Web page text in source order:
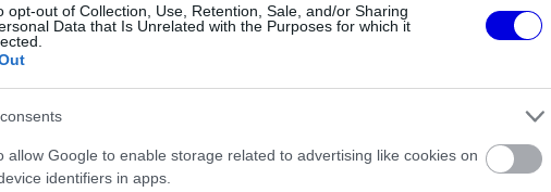
opt-out of Collection, Use, Retention, Sale, and/or Sharing
Data that Is Unrelated with the Purposes for which it
allow Google to enable storage related to advertising like cookies on
identifiers in apps.
Nagydíj előtt úgy tűnik, hogy nagyon
folytatják az évet, hiszen a Ferrari
Tehát bár a fejlesztések rendben
kell.